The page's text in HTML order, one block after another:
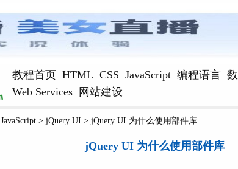
教程首页 HTML CSS JavaScript 编程语言
Web Services
网站建设
JavaScript > jQuery UI > jQuery UI 为什么使用部件库
jQuery UI 为什么使用部件库